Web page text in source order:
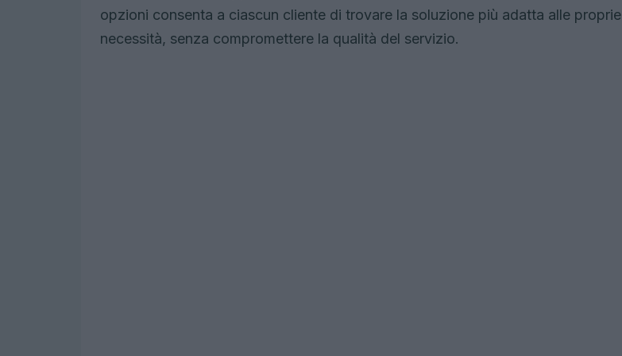
opzioni consenta a ciascun cliente di trovare la soluzione più adatta alle proprie
necessità, senza compromettere la qualità del servizio.